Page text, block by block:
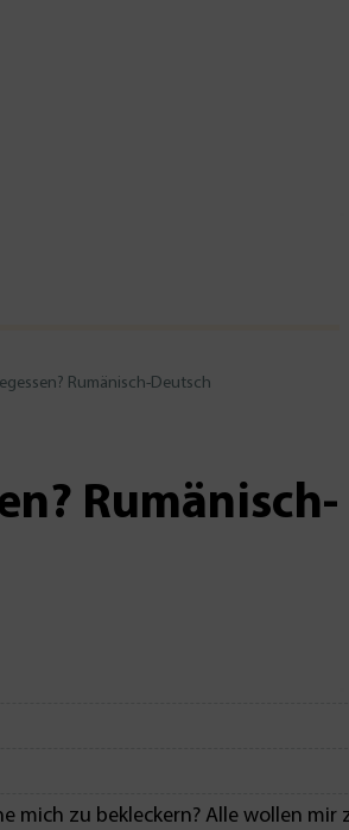
Rumänisch-Deutsch
Rumänisch-
mich zu bekleckern? Alle wollen mir